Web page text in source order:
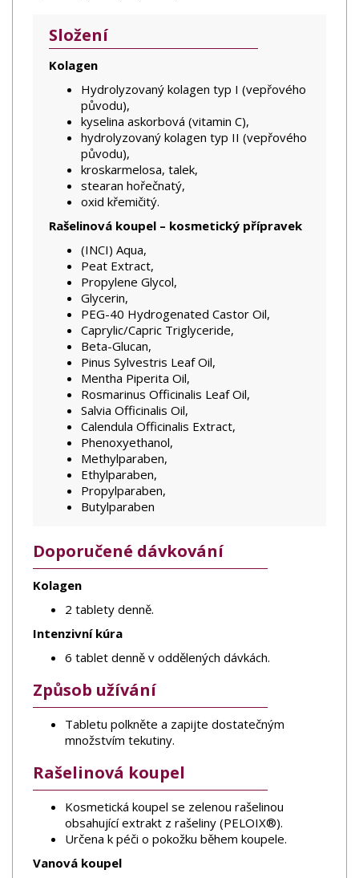
Složení
Kolagen
Hydrolyzovaný kolagen typ I (vepřového
původu),
kyselina askorbová (vitamin C),
hydrolyzovaný kolagen typ II (vepřového
původu),
kroskarmelosa, talek,
stearan hořečnatý,
oxid křemičitý.
Rašelinová koupel – kosmetický přípravek
(INCI) Aqua,
Peat Extract,
Propylene Glycol,
Glycerin,
PEG-40 Hydrogenated Castor Oil,
Caprylic/Capric Triglyceride,
Beta-Glucan,
Pinus Sylvestris Leaf Oil,
Mentha Piperita Oil,
Rosmarinus Officinalis Leaf Oil,
Salvia Officinalis Oil,
Calendula Officinalis Extract,
Phenoxyethanol,
Methylparaben,
Ethylparaben,
Propylparaben,
Butylparaben
Doporučené dávkování
Kolagen
2 tablety denně.
Intenzivní kúra
6 tablet denně v oddělených dávkách.
Způsob užívání
Tabletu polkněte a zapijte dostatečným
množstvím tekutiny.
Rašelinová koupel
Kosmetická koupel se zelenou rašelinou
obsahující extrakt z rašeliny (PELOIX®).
Určena k péči o pokožku během koupele.
Vanová koupel